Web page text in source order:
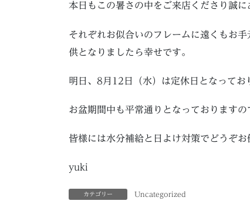
本日もこの暑さの中をご来店くださり誠に
それぞれお似合いのフレームに遠くもお
供となりましたら幸せです。
明日、8月12日（水）は定休日となってお
お盆期間中も平常通りとなっております
皆様には水分補給と日よけ対策でどうぞお
yuki
カテゴリー Uncategorized